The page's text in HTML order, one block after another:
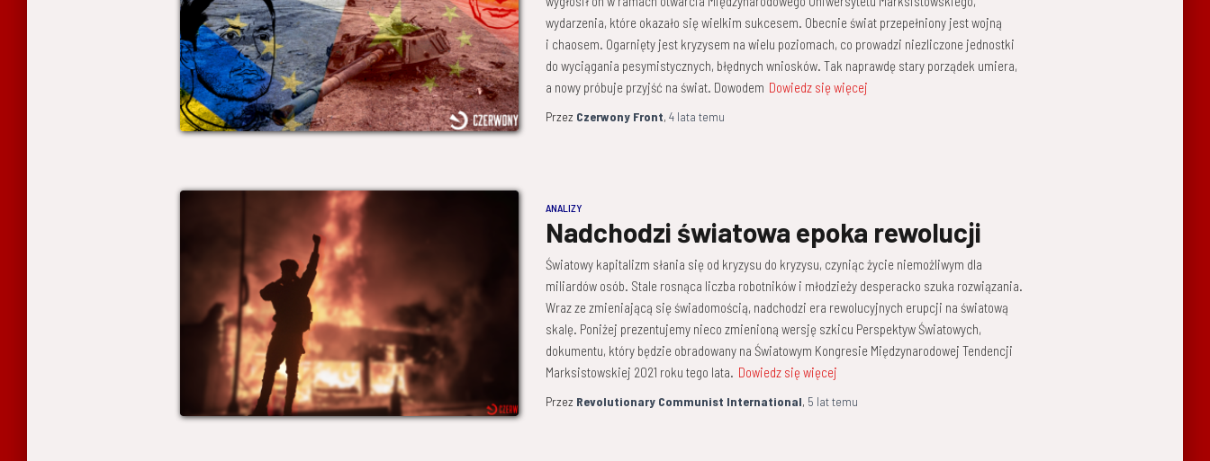
wydarzenia, które okazało się wielkim sukcesem. Obecnie świat przepełniony jest wojną
i chaosem. Ogarnięty jest kryzysem na wielu poziomach, co prowadzi niezliczone jednostki
do wyciągania pesymistycznych, błędnych wniosków. Tak naprawdę stary porządek umiera,
a nowy próbuje przyjść na świat. Dowodem Dowiedz się więcej
Przez Czerwony Front, 4 lata temu
ANALIZY
Nadchodzi światowa epoka rewolucji
Światowy kapitalizm słania się od kryzysu do kryzysu, czyniąc życie niemożliwym dla
miliardów osób. Stale rosnąca liczba robotników i młodzieży desperacko szuka rozwiązania.
Wraz ze zmieniającą się świadomością, nadchodzi era rewolucyjnych erupcji na światową
skalę. Poniżej prezentujemy nieco zmienioną wersję szkicu Perspektyw Światowych,
dokumentu, który będzie obradowany na Światowym Kongresie Międzynarodowej Tendencji
Marksistowskiej 2021 roku tego lata. Dowiedz się więcej
Przez Revolutionary Communist International, 5 lattemu